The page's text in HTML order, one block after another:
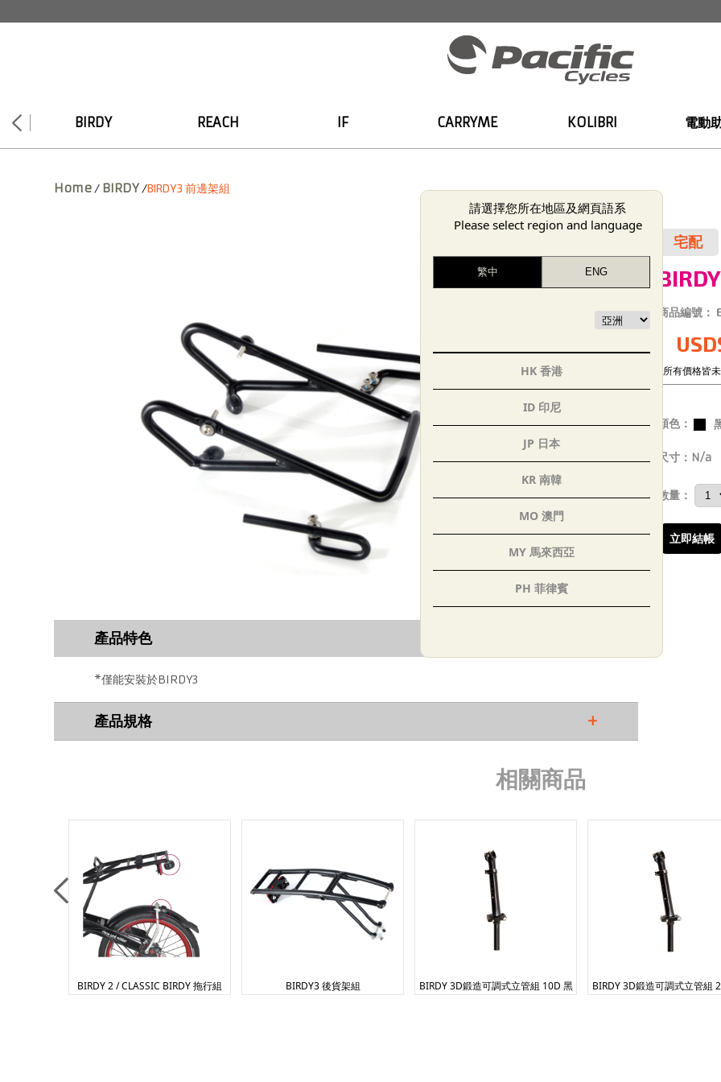
BIRDY REACH IF CARRYME KOLIBRI 電動
請選擇您所在地區及網頁語系
Please select region and language
HK 香港
ID 印尼
JP 日本
KR 南韓
MO 澳門
MY 馬來西亞
PH 菲律賓
TH 泰國
TR 土耳其
Home / BIRDY/BIRDY3 前邊架組
宅配
商品編號：
*所有價格皆
顏色：
尺寸： N/a
數量：
立即結帳
產品特色
*僅能安裝於BIRDY3
產品規格 +
相關商品
BIRDY 2 / CLASSIC BIRDY 拖行組 BIRDY3 後貨架組 BIRDY 3D鍛造可調式立管組 10D 黑 BIRDY 3D鍛造可調式立管組